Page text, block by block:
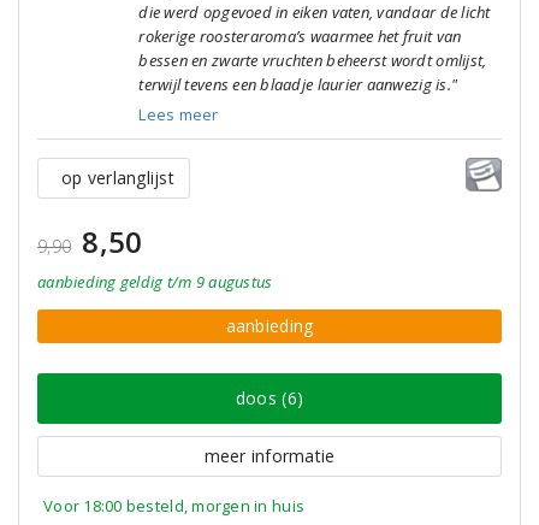
die werd opgevoed in eiken vaten, vandaar de licht
rokerige roosteraroma’s waarmee het fruit van
bessen en zwarte vruchten beheerst wordt omlijst,
terwijl tevens een blaadje laurier aanwezig is."
Lees meer
op verlanglijst
9,90 8,50
aanbieding geldig t/m 9 augustus
aanbieding
doos (6)
meer informatie
Voor 18:00 besteld, morgen in huis